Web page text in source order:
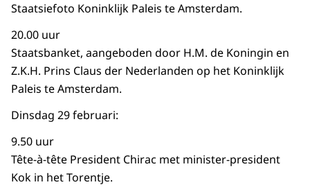
Staatsiefoto Koninklijk Paleis te Amsterdam.
20.00 uur
Staatsbanket, aangeboden door H.M. de Koningin en
Z.K.H. Prins Claus der Nederlanden op het Koninklijk
Paleis te Amsterdam.
Dinsdag 29 februari:
9.50 uur
Tête-à-tête President Chirac met minister-president
Kok in het Torentje.